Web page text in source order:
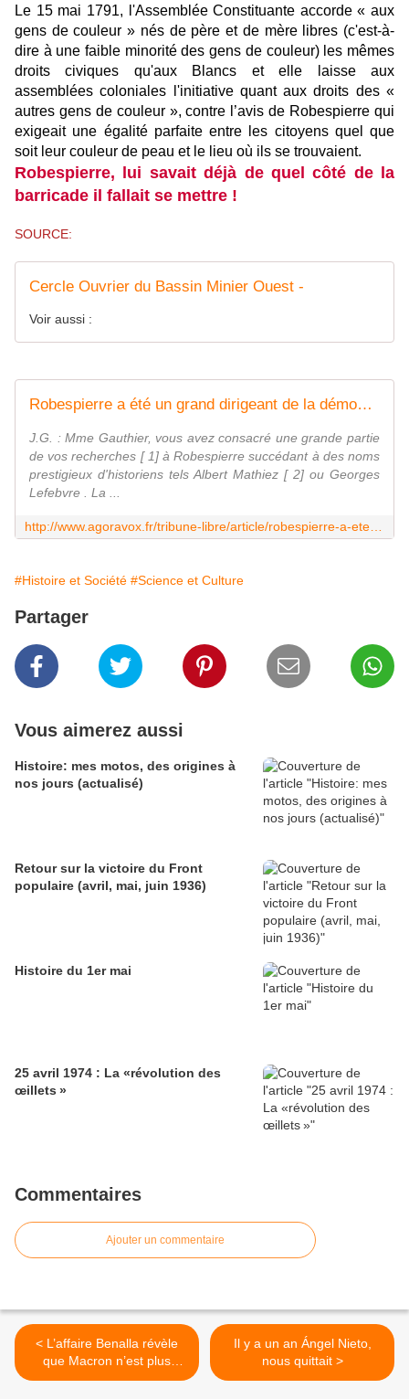
Le 15 mai 1791, l'Assemblée Constituante accorde « aux
gens de couleur » nés de père et de mère libres (c'est-à-
dire à une faible minorité des gens de couleur) les mêmes
droits civiques qu'aux Blancs et elle laisse aux
assemblées coloniales l'initiative quant aux droits des «
autres gens de couleur », contre l’avis de Robespierre qui
exigeait une égalité parfaite entre les citoyens quel que
soit leur couleur de peau et le lieu où ils se trouvaient.
Robespierre, lui savait déjà de quel côté de la
barricade il fallait se mettre !
SOURCE:
Cercle Ouvrier du Bassin Minier Ouest -
Voir aussi :
Robespierre a été un grand dirigeant de la démocratie en acte
J.G. : Mme Gauthier, vous avez consacré une grande partie
de vos recherches [ 1] à Robespierre succédant à des noms
prestigieux d'historiens tels Albert Mathiez [ 2] ou Georges
Lefebvre . La ...
#Histoire et Société #Science et Culture
Partager
Vous aimerez aussi
Histoire: mes motos, des origines à
nos jours (actualisé)
Retour sur la victoire du Front
populaire (avril, mai, juin 1936)
Histoire du 1er mai
25 avril 1974 : La «révolution des
œillets »
Commentaires
Ajouter un commentaire
< L’affaire Benalla révèle
que Macron n’est plus
invincible !
Il y a un an Ángel Nieto,
nous quittait >